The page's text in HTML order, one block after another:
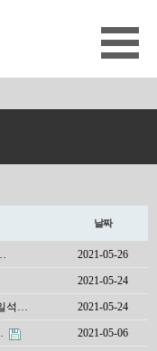
날짜
2021-05-26
2021-05-24
석… 2021-05-24
2021-05-06